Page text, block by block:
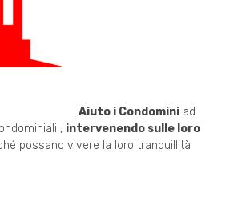
Aiuto i Condominiad
, intervenendo sulle loro
possano vivere la loro tranquillità